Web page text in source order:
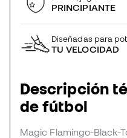
PRINCIPIANTE
Diseñadas para
TU VELOCIDAD
Descripción
de fútbol
Magic Flamingo-Black-